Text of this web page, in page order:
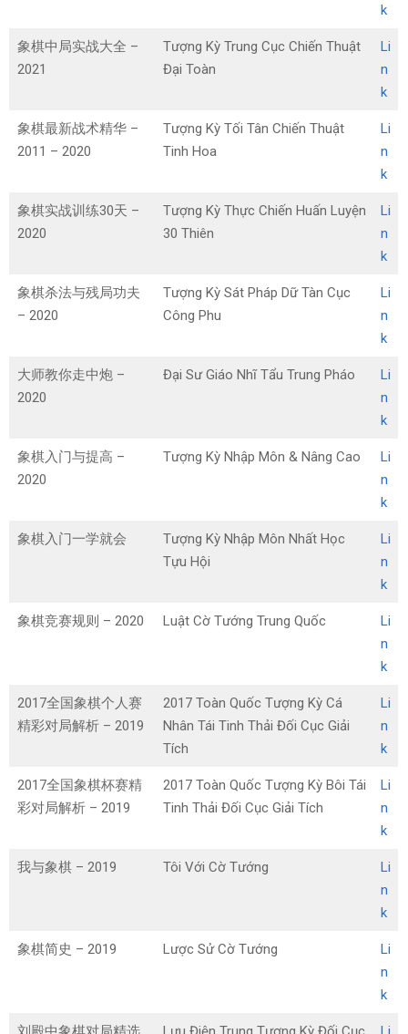
k
象棋中局实战大全 –
2021
Tượng Kỳ Trung Cục Chiến Thuật
Đại Toàn
Li
n
k
象棋最新战术精华 –
2011 – 2020
Tượng Kỳ Tối Tân Chiến Thuật
Tinh Hoa
Li
n
k
象棋实战训练30天 –
2020
Tượng Kỳ Thực Chiến Huấn Luyện
30 Thiên
Li
n
k
象棋杀法与残局功夫
– 2020
Tượng Kỳ Sát Pháp Dữ Tàn Cục
Công Phu
Li
n
k
大师教你走中炮 –
2020
Đại Sư Giáo Nhĩ Tẩu Trung Pháo
Li
n
k
象棋入门与提高 –
2020
Tượng Kỳ Nhập Môn & Nâng Cao
Li
n
k
象棋入门一学就会
Tượng Kỳ Nhập Môn Nhất Học
Tựu Hội
Li
n
k
象棋竞赛规则 – 2020 Luật Cờ Tướng Trung Quốc
Li
n
k
2017全国象棋个人赛
精彩对局解析 – 2019
2017 Toàn Quốc Tượng Kỳ Cá
Nhân Tái Tinh Thải Đối Cục Giải
Tích
Li
n
k
2017全国象棋杯赛精
彩对局解析 – 2019
2017 Toàn Quốc Tượng Kỳ Bôi Tái
Tinh Thải Đối Cục Giải Tích
Li
n
k
我与象棋 – 2019 Tôi Với Cờ Tướng
Li
n
k
象棋简史 – 2019 Lược Sử Cờ Tướng
Li
n
k